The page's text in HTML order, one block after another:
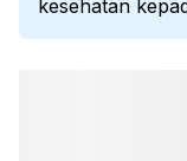
kesehatan